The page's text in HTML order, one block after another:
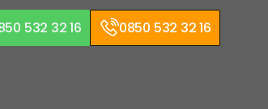
532 32 16 0850 532 32 16